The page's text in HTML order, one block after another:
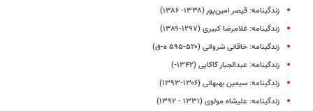
زندگینامه: قیصر امین‌پور (۱۳۳۸- ۱۳۸۶)
زندگینامه: غلامرضا کبیری (۱۲۹۷-۱۳۸۹)
زندگینامه: خاقانی شروانی (۵۲۰-۵۹۵ ه-ق)
زندگینامه: عبدالجبار کاکایی (۱۳۴۲-)
زندگینامه: سیمین بهبهانی (۱۳۰۶-۱۳۹۳)
زندگینامه: علیشاه مولوی (۱۳۳۱ - ۱۳۹۲)